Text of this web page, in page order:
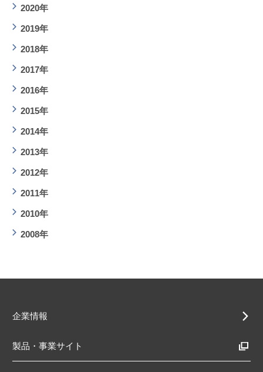
2020年
2019年
2018年
2017年
2016年
2015年
2014年
2013年
2012年
2011年
2010年
2008年
企業情報
製品・事業サイト